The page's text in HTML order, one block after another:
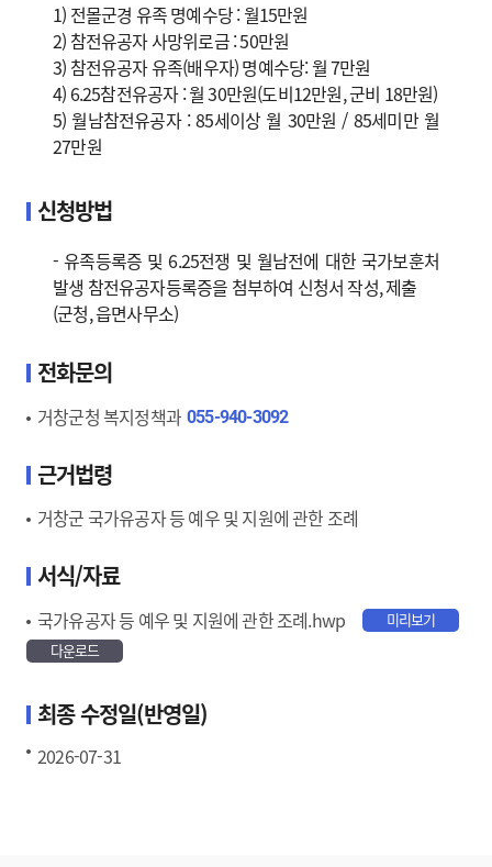
1) 전몰군경 유족 명예수당 : 월15만원
2) 참전유공자 사망위로금 : 50만원
3) 참전유공자 유족(배우자) 명예수당: 월 7만원
4) 6.25참전유공자 : 월 30만원(도비12만원, 군비 18만원)
5) 월남참전유공자 : 85세이상 월 30만원 / 85세미만 월
27만원
신청방법
- 유족등록증 및 6.25전쟁 및 월남전에 대한 국가보훈처
발생 참전유공자등록증을 첨부하여 신청서 작성, 제출
(군청, 읍면사무소)
전화문의
거창군청 복지정책과 055-940-3092
근거법령
거창군 국가유공자 등 예우 및 지원에 관한 조례
서식/자료
국가유공자 등 예우 및 지원에 관한 조례.hwp
미리보기
다운로드
최종 수정일(반영일)
2026-07-31